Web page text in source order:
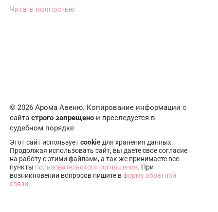
Читать полностью
© 2026 Арома Авеню. Копирование информации с
сайта строго запрещено и преследуется в
судебном порядке
Этот сайт используетcookie для хранения данных.
Продолжая использовать сайт, вы даете свое согласие
на работу с этими файлами, а так же принимаете все
пункты пользовательского соглашения. При
возникновении вопросов пишите вформу обратной
связи.